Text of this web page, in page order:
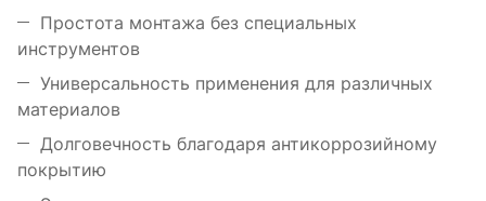
Простота монтажа без специальных
инструментов
Универсальность применения для различных
материалов
Долговечность благодаря антикоррозийному
покрытию